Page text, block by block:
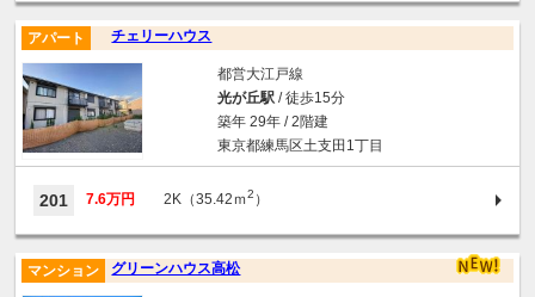
チェリーハウス
アパート
都営大江戸線
光が丘駅/ 徒歩15分
築年 29年 / 2階建
東京都練馬区土支田1丁目
201 7.6万円 2K（35.42ｍ2 ）
グリーンハウス高松
マンション